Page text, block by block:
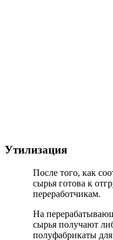
Утилизация
После того, как
сырья готова к
переработчикам.
На
сырья получают
полуфабрикаты